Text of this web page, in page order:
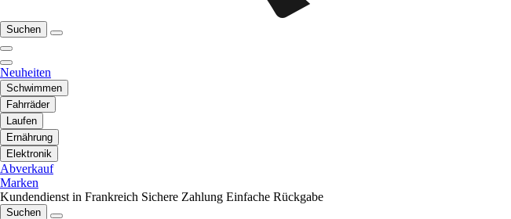
Suchen
Neuheiten
Schwimmen
Fahrräder
Laufen
Ernährung
Elektronik
Abverkauf
Marken
Kundendienst in Frankreich Sichere Zahlung Einfache Rückgabe
Suchen